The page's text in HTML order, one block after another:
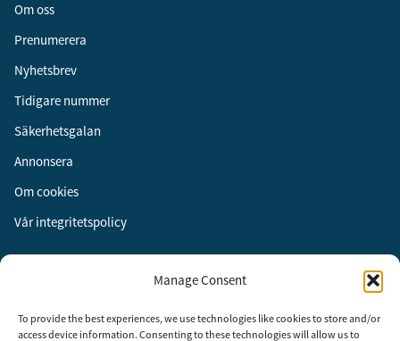
Manage Consent
To provide the best experiences, we use technologies like cookies to store and/or
access device information. Consenting to these technologies will allow us to
Om oss
Prenumerera
Nyhetsbrev
Tidigare nummer
Säkerhetsgalan
Annonsera
Om cookies
Vår integritetspolicy
Instagram